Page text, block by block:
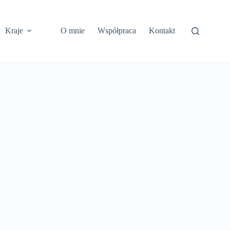
Kraje O mnie Współpraca Kontakt